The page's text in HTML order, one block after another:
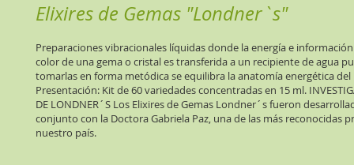
Elixires de Gemas "Londner`s"
Preparaciones vibracionales líquidas donde la energía e
color de una gema o cristal es transferida a un recipiente de agua
tomarlas en forma metódica se equilibra la anatomía energética
Presentación: Kit de 60 variedades concentradas en 15 ml.
DE LONDNER´S Los Elixires de Gemas Londner´s fueron
conjunto con la Doctora Gabriela Paz, una de las más reconocidas
nuestro país.